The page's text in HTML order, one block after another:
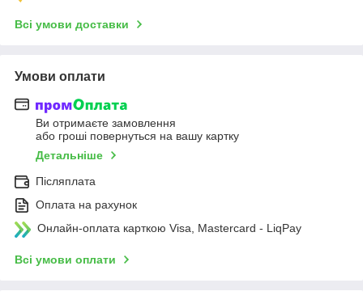
Всі умови доставки
Умови оплати
Ви отримаєте замовлення
або гроші повернуться на вашу картку
Детальніше
Післяплата
Оплата на рахунок
Онлайн-оплата карткою Visa, Mastercard - LiqPay
Всі умови оплати